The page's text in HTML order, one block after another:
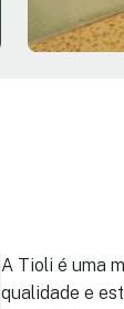
A Tioli é uma
qualidade e